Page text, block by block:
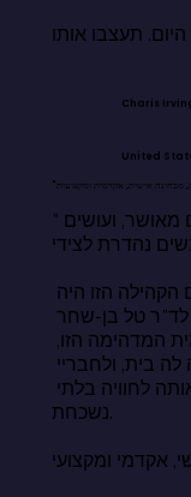
Charis
United
"החיים שלי באמת הביאו אותי למקום מאושר, ועושים
נהדרת לצידי.
משמעותי מאוד. אני אסיר תודה לנצח לד"ר טל בן-שחר
נשכחת.